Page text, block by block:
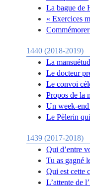
La bague de
« Exercices
1440 (2018-2019)
La
Le docteur
Le convoi
Propos de la
Un week-
Le Pèlerin
1439 (2017-2018)
Qui d’entre
Tu as gagné
Qui est cette
L’attente de